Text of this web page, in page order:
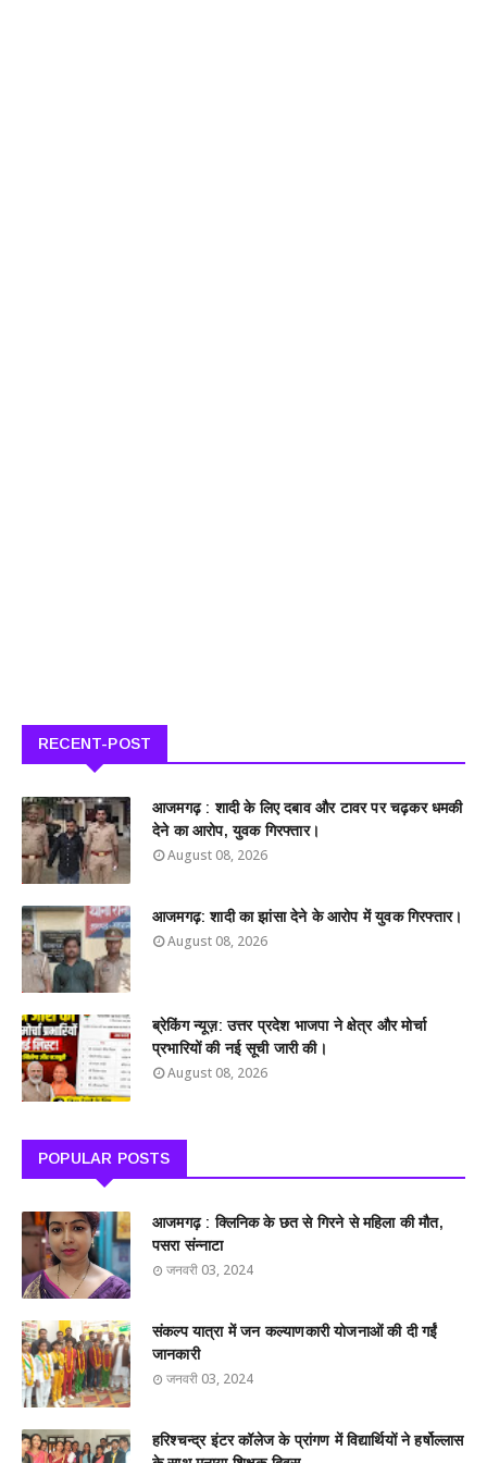
RECENT-POST
आजमगढ़ : शादी के लिए दबाव और टावर पर चढ़कर धमकी
देने का आरोप, युवक गिरफ्तार।
August 08, 2026
आजमगढ़: शादी का झांसा देने के आरोप में युवक गिरफ्तार।
August 08, 2026
ब्रेकिंग न्यूज़: उत्तर प्रदेश भाजपा ने क्षेत्र और मोर्चा
प्रभारियों की नई सूची जारी की।
August 08, 2026
POPULAR POSTS
आजमगढ़ : क्लिनिक के छत से गिरने से महिला की मौत,
पसरा संन्नाटा
जनवरी 03, 2024
संकल्प यात्रा में जन कल्याणकारी योजनाओं की दी गईं
जानकारी
जनवरी 03, 2024
हरिश्चन्द्र इंटर कॉलेज के प्रांगण में विद्यार्थियों ने हर्षोल्लास